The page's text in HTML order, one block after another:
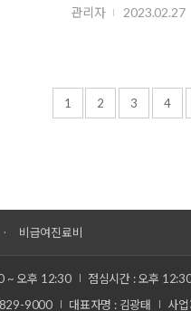
관리자 2023.02.27
1 2 3 4
비급여진료비
~ 오후 12:30
점심시간 : 오후
829-9000 대표자명 : 김광태 사